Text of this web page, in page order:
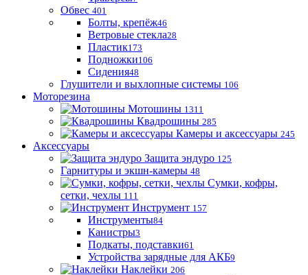
Обвес 401
Болты, крепёж46
Ветровые стекла28
Пластик173
Подножки106
Сидения48
Глушители и выхлопные системы 106
Моторезина
Мотошины 1311
Квадрошины 285
Камеры и аксессуары 245
Аксессуары
Защита эндуро 125
Гарнитуры и экшн-камеры 48
Сумки, кофры,
сетки, чехлы 111
Инструмент 157
Инструменты84
Канистры3
Подкаты, подставки61
Устройства зарядные для АКБ9
Наклейки 206